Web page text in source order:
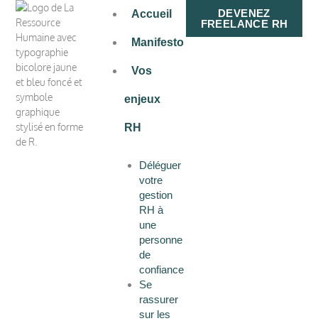
Aller
contenu
Accueil
Manifesto
Vos
enjeux
RH
Déléguer
votre
gestion
RH à
une
personne
de
confiance
Se
rassurer
sur les
DEVENEZ
FREELANCE RH